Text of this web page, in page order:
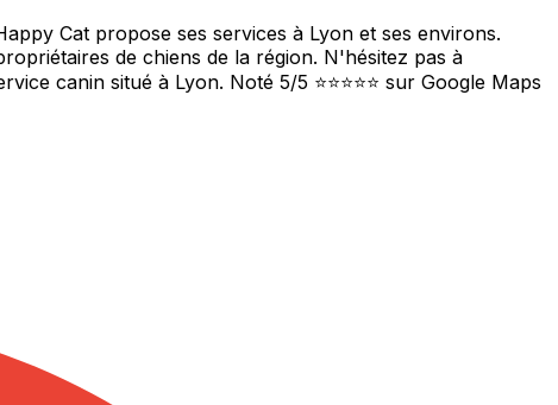
Cat propose ses services à Lyon et ses environs.
de chiens de la région. N'hésitez pas à
canin situé à Lyon. Noté 5/5 ⭐⭐⭐⭐⭐ sur Google Maps